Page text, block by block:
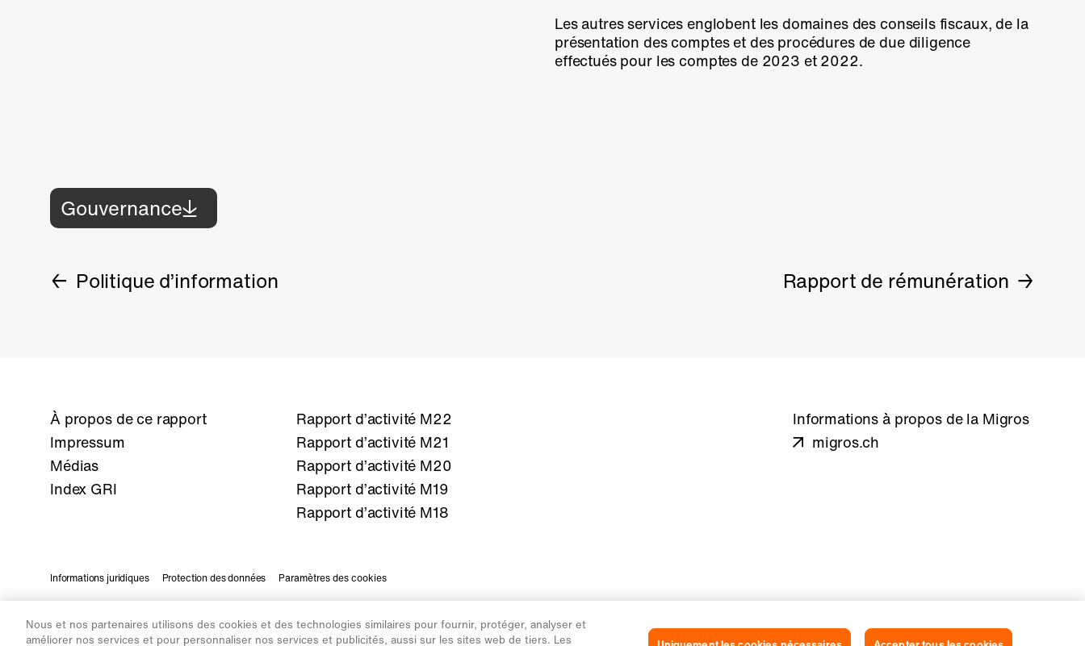
Les autres services englobent les domaines des conseils fiscaux, de la
présentation des comptes et des procédures de due diligence
effectués pour les comptes de 2023 et 2022.
Gouvernance
Politique d’information Rapport de rémunération
À propos de ce rapport
Impressum
Médias
Index GRI
Rapport d’activité M22
Rapport d’activité M21
Rapport d’activité M20
Rapport d’activité M19
Rapport d’activité M18
Informations à propos de la Migros
migros.ch
Informations juridiques Protection des données Paramètres des cookies
©2026 Fédération des coopératives Migros
Nous et nos partenaires utilisons des cookies et des technologies similaires pour fournir, protéger, analyser et
améliorer nos services et pour personnaliser nos services et publicités, aussi sur les sites web de tiers. Les